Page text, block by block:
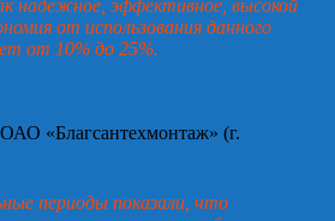
надежное, эффективное, высокой
от использования данного
от 10% до 25%.
«Благсантехмонтаж» (г.
периоды показали, что